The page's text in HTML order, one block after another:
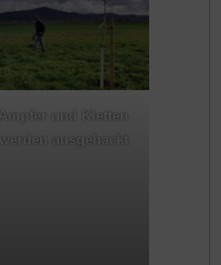
Ampfer und Kletten
werden ausgehackt